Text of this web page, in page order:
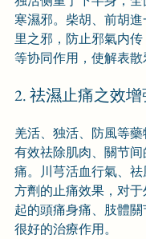
寒濕邪。柴胡、前胡
里之邪，防止邪氣内
等协同作用，使解表散
2. 祛濕止痛之效
羌活、独活、防風等
有效祛除肌肉、關节
痛。川芎活血行氣、
方劑的止痛效果，对
起的頭痛身痛、肢體
很好的治療作用。